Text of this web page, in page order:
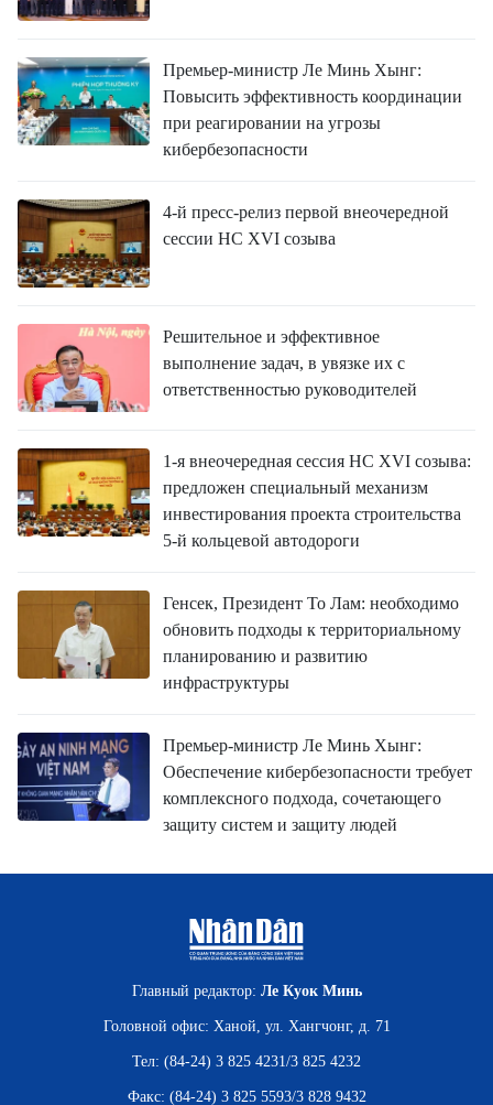
Премьер-министр Ле Минь Хынг:
Повысить эффективность координации
при реагировании на угрозы
кибербезопасности
4-й пресс-релиз первой внеочередной
сессии НС XVI созыва
Решительное и эффективное
выполнение задач, в увязке их с
ответственностью руководителей
1-я внеочередная сессия НС XVI созыва:
предложен специальный механизм
инвестирования проекта строительства
5-й кольцевой автодороги
Генсек, Президент То Лам: необходимо
обновить подходы к территориальному
планированию и развитию
инфраструктуры
Премьер-министр Ле Минь Хынг:
Обеспечение кибербезопасности требует
комплексного подхода, сочетающего
защиту систем и защиту людей
Главный редактор: Ле Куок Минь
Головной офис: Ханой, ул. Хангчонг, д. 71
Тел: (84-24) 3 825 4231/3 825 4232
Факс: (84-24) 3 825 5593/3 828 9432